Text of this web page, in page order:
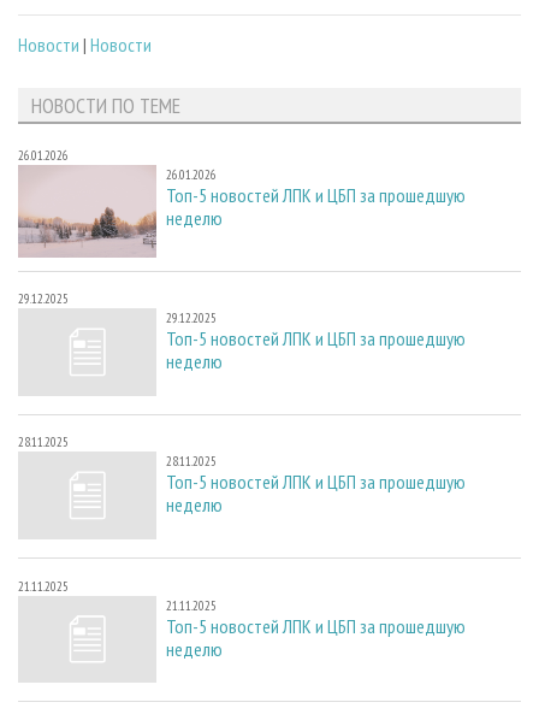
Новости | Новости
НОВОСТИ ПО ТЕМЕ
26.01.2026
26.01.2026
Топ-5 новостей ЛПК и ЦБП за прошедшую
неделю
29.12.2025
29.12.2025
Топ-5 новостей ЛПК и ЦБП за прошедшую
неделю
28.11.2025
28.11.2025
Топ-5 новостей ЛПК и ЦБП за прошедшую
неделю
21.11.2025
21.11.2025
Топ-5 новостей ЛПК и ЦБП за прошедшую
неделю